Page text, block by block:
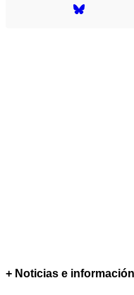
+ Noticias e información